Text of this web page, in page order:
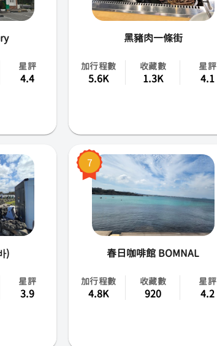
忠清南北道
全羅南北道
星評
4.4
黑豬肉一條街
加行程數
5.6K
收藏數
1.3K
星評
4.1
)
星評
3.9
7
春日咖啡館 BOMNAL
加行程數
4.8K
收藏數
920
星評
4.2